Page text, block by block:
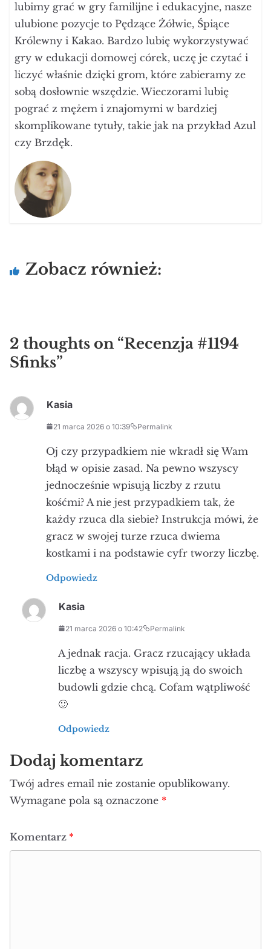
lubimy grać w gry familijne i edukacyjne, nasze
ulubione pozycje to Pędzące Żółwie, Śpiące
Królewny i Kakao. Bardzo lubię wykorzystywać
gry w edukacji domowej córek, uczę je czytać i
liczyć właśnie dzięki grom, które zabieramy ze
sobą dosłownie wszędzie. Wieczorami lubię
pograć z mężem i znajomymi w bardziej
skomplikowane tytuły, takie jak na przykład Azul
czy Brzdęk.
Zobacz również:
2 thoughts on “Recenzja #1194
Sfinks”
Kasia
21 marca 2026 o 10:39 Permalink
Oj czy przypadkiem nie wkradł się Wam
błąd w opisie zasad. Na pewno wszyscy
jednocześnie wpisują liczby z rzutu
kośćmi? A nie jest przypadkiem tak, że
każdy rzuca dla siebie? Instrukcja mówi, że
gracz w swojej turze rzuca dwiema
kostkami i na podstawie cyfr tworzy liczbę.
Odpowiedz
Kasia
21 marca 2026 o 10:42 Permalink
A jednak racja. Gracz rzucający układa
liczbę a wszyscy wpisują ją do swoich
budowli gdzie chcą. Cofam wątpliwość
🙂
Odpowiedz
Dodaj komentarz
Twój adres email nie zostanie opublikowany.
Wymagane pola są oznaczone *
Komentarz *